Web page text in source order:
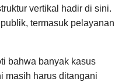
vertikal hadir di sini.
termasuk pelayanan
bahwa banyak kasus
masih harus ditangani